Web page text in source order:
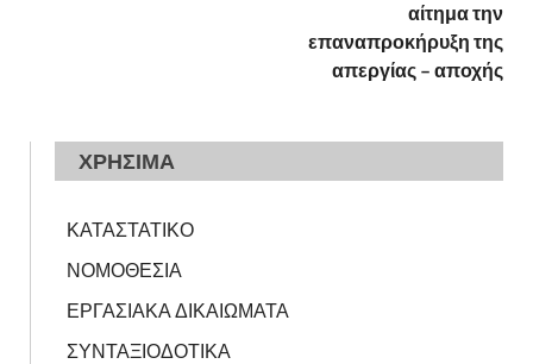
αίτημα την
επαναπροκήρυξη της
απεργίας – αποχής
ΧΡΗΣΙΜΑ
ΚΑΤΑΣΤΑΤΙΚΟ
ΝΟΜΟΘΕΣΙΑ
ΕΡΓΑΣΙΑΚΑ ΔΙΚΑΙΩΜΑΤΑ
ΣΥΝΤΑΞΙΟΔΟΤΙΚΑ